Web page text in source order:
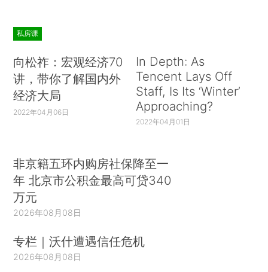
私房课
向松祚：宏观经济70
讲，带你了解国内外
经济大局
2022年04月06日
In Depth: As
Tencent Lays Off
Staff, Is Its ‘Winter’
Approaching?
2022年04月01日
非京籍五环内购房社保降至一
年 北京市公积金最高可贷340
万元
2026年08月08日
专栏｜沃什遭遇信任危机
2026年08月08日